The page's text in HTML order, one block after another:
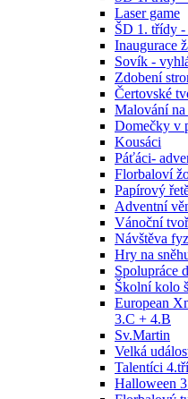
Laser game
ŠD 1. třídy -
Inaugurace
Sovík -
Zdobení
Čertovské
Malování
Domečky v
Kousáci
Páťáci-
Florbaloví
Papírový
Adventní
Vánoční
Návštěva
Hry na
Spolupráce
Školní kolo
European
3.C + 4.B
Sv.Martin
Velká
Talentíci
Halloween